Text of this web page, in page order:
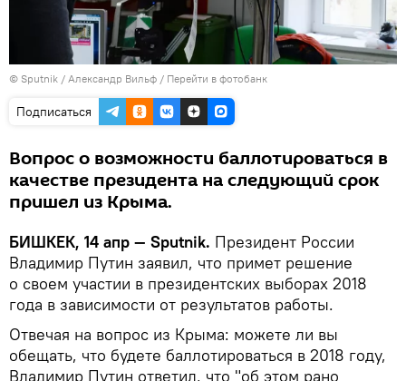
© Sputnik / Александр Вильф / Перейти в фотобанк
Подписаться
Вопрос о возможности баллотироваться в
качестве президента на следующий срок
пришел из Крыма.
БИШКЕК, 14 апр — Sputnik. Президент России
Владимир Путин заявил, что примет решение
о своем участии в президентских выборах 2018
года в зависимости от результатов работы.
Отвечая на вопрос из Крыма: можете ли вы
обещать, что будете баллотироваться в 2018 году,
Владимир Путин ответил, что "об этом рано